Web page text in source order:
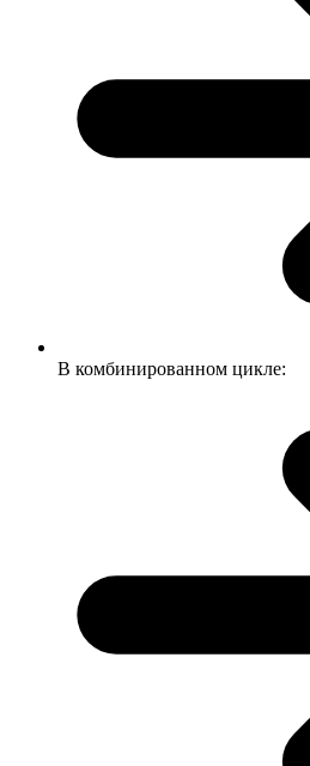
В комбинированном цикле: